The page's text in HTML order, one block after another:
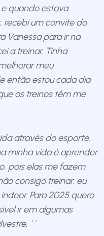
quando estava
recebi um convite do
Vanessa para ir na
a treinar. Tinha
meu
então estou cada dia
os treinos têm me
através do esporte.
minha vida é aprender
pois elas me fazem
consigo treinar, eu
Para 2025 quero
ir em algumas
´´